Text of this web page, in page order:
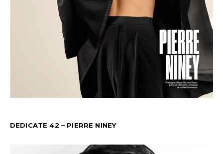
DEDICATE 42 – PIERRE NINEY